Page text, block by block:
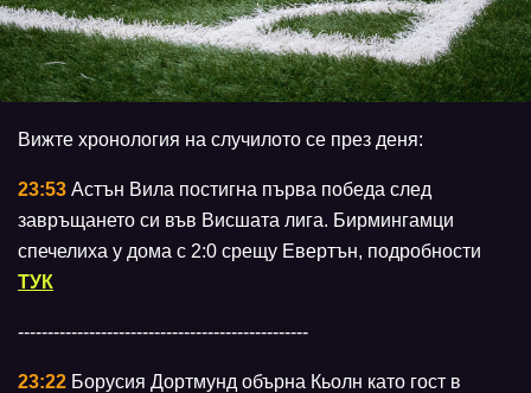
Вижте хронология на случилото се през деня:
23:53 Астън Вила постигна първа победа след
завръщането си във Висшата лига. Бирмингамци
спечелиха у дома с 2:0 срещу Евертън, подробности
ТУК
-------------------------------------------------
23:22 Борусия Дортмунд обърна Кьолн като гост в